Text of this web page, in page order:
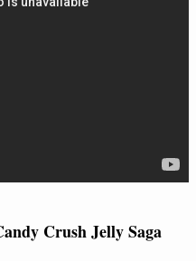
Crush Jelly Saga